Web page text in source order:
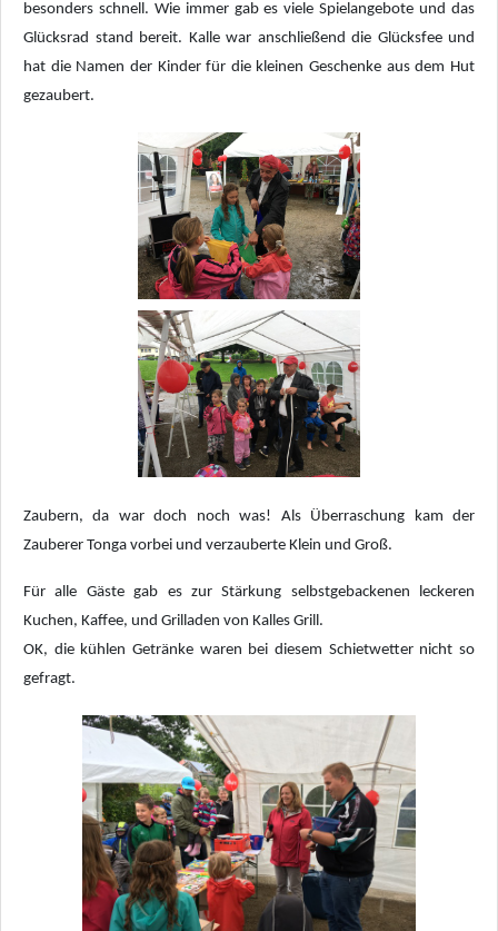
besonders schnell. Wie immer gab es viele Spielangebote und das
Glücksrad stand bereit. Kalle war anschließend die Glücksfee und
hat die Namen der Kinder für die kleinen Geschenke aus dem Hut
gezaubert.
Zaubern, da war doch noch was! Als Überraschung kam der
Zauberer Tonga vorbei und verzauberte Klein und Groß.
Für alle Gäste gab es zur Stärkung selbstgebackenen leckeren
Kuchen, Kaffee, und Grilladen von Kalles Grill.
OK, die kühlen Getränke waren bei diesem Schietwetter nicht so
gefragt.